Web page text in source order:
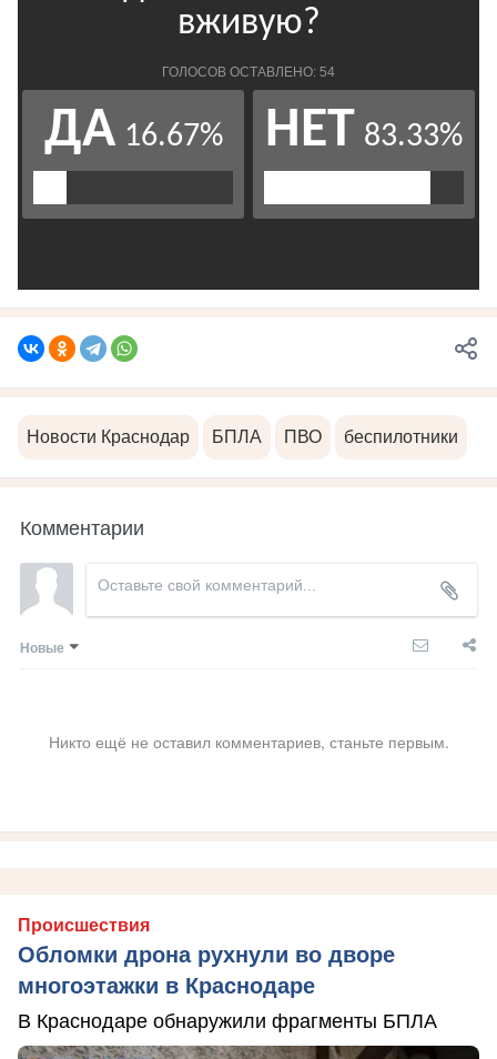
Новости Краснодар БПЛА ПВО беспилотники
Комментарии
Новые
Никто ещё не оставил комментариев, станьте первым.
Происшествия
Обломки дрона рухнули во дворе
многоэтажки в Краснодаре
В Краснодаре обнаружили фрагменты БПЛА